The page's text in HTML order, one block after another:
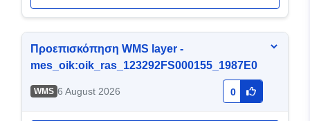
Προεπισκόπηση WMS layer -
mes_oik:oik_ras_123292FS000155_1987E0
WMS 6 August 2026 0